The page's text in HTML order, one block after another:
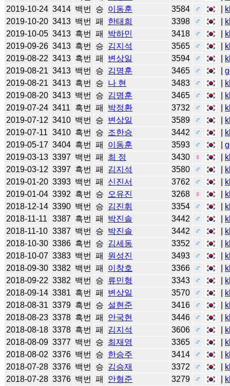
2019-10-24 3414 백번 승 이동훈 3584 ♂
2019-10-20 3413 백번 패 한태희 3398 ♂
2019-10-05 3413 흑번 패 박하민 3418 ♂
2019-09-26 3413 흑번 승 김지석 3565 ♂
2019-08-22 3413 흑번 패 변상일 3594 ♂
2019-08-21 3413 백번 승 김명훈 3465 ♂ |
2019-08-21 3413 흑번 승 나 현 3483 ♂
2019-08-20 3413 백번 승 김명훈 3465 ♂
2019-07-24 3411 흑번 패 박정환 3732 ♂
2019-07-12 3410 백번 승 변상일 3589 ♂
2019-07-11 3410 흑번 승 조한승 3442 ♂
2019-05-17 3404 흑번 패 이동훈 3593 ♂ |
2019-03-13 3397 백번 패 최 정 3430 ♀
2019-03-12 3397 흑번 패 김지석 3580 ♂
2019-01-20 3393 백번 패 신진서 3762 ♂
2019-01-04 3392 흑번 승 오유진 3268 ♀
2018-12-14 3390 백번 승 김진휘 3354 ♂
2018-11-11
3387 흑번 패 박진솔 3442 ♂
2018-11-10 3387 백번 승 박진솔 3442 ♂
2018-10-30 3386 흑번 승 김세동 3352 ♂
2018-10-07 3383 백번 패 원성진 3493 ♂
2018-09-30 3382 백번 패 이창호 3366 ♂
2018-09-22 3382 백번 승 류민형 3343 ♂
2018-09-14 3381 흑번 패 변상일 3570 ♂
2018-08-31 3379 흑번 승 설현준 3416 ♂
2018-08-23 3378 흑번 패 안국현 3446 ♂
2018-08-18 3378 흑번 패 김지석 3606 ♂
2018-08-09 3377 백번 승 최재영 3365 ♂
2018-08-02 3376 백번 승 한승주 3414 ♂
2018-07-28 3376 백번 승 김승재 3372 ♂
2018-07-28 3376 백번 패 안형준 3279 ♂